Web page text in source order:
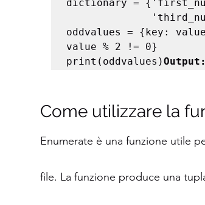
dictionary =
oddvalues = {key:
value % 2 != 0}
print(oddvalues)Output:
Come utilizzare la
Enumerate è una funzione utile
file. La funzione produce una